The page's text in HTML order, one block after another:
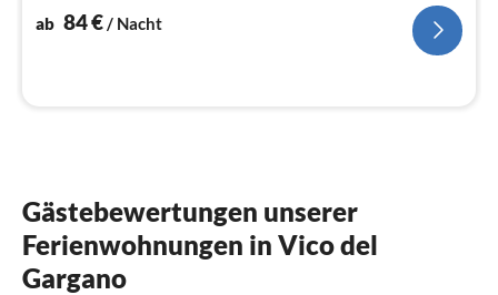
ab 84€ / Nacht
Gästebewertungen unserer
Ferienwohnungen in Vico del
Gargano